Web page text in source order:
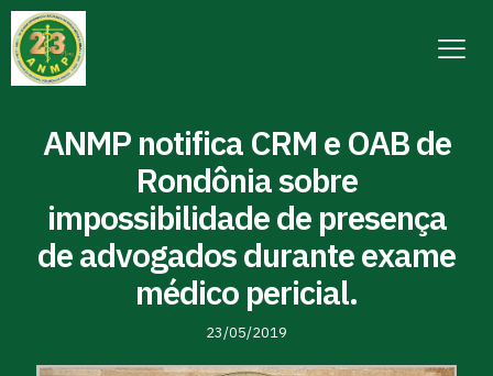
ANMP notifica CRM e OAB de
Rondônia sobre
impossibilidade de presença
de advogados durante exame
médico pericial.
23/05/2019